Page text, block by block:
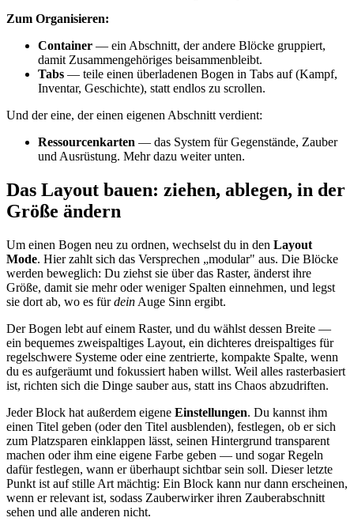
Zum Organisieren:
Container — ein Abschnitt, der andere Blöcke gruppiert,
damit Zusammengehöriges beisammenbleibt.
Tabs — teile einen überladenen Bogen in Tabs auf (Kampf,
Inventar, Geschichte), statt endlos zu scrollen.
Und der eine, der einen eigenen Abschnitt verdient:
Ressourcenkarten — das System für Gegenstände, Zauber
und Ausrüstung. Mehr dazu weiter unten.
Das Layout bauen: ziehen, ablegen, in der
Größe ändern
Um einen Bogen neu zu ordnen, wechselst du in den Layout
Mode. Hier zahlt sich das Versprechen „modular" aus. Die Blöcke
werden beweglich: Du ziehst sie über das Raster, änderst ihre
Größe, damit sie mehr oder weniger Spalten einnehmen, und legst
sie dort ab, wo es fürdein Auge Sinn ergibt.
Der Bogen lebt auf einem Raster, und du wählst dessen Breite —
ein bequemes zweispaltiges Layout, ein dichteres dreispaltiges für
regelschwere Systeme oder eine zentrierte, kompakte Spalte, wenn
du es aufgeräumt und fokussiert haben willst. Weil alles rasterbasiert
ist, richten sich die Dinge sauber aus, statt ins Chaos abzudriften.
Jeder Block hat außerdem eigene Einstellungen. Du kannst ihm
einen Titel geben (oder den Titel ausblenden), festlegen, ob er sich
zum Platzsparen einklappen lässt, seinen Hintergrund transparent
machen oder ihm eine eigene Farbe geben — und sogar Regeln
dafür festlegen, wann er überhaupt sichtbar sein soll. Dieser letzte
Punkt ist auf stille Art mächtig: Ein Block kann nur dann erscheinen,
wenn er relevant ist, sodass Zauberwirker ihren Zauberabschnitt
sehen und alle anderen nicht.